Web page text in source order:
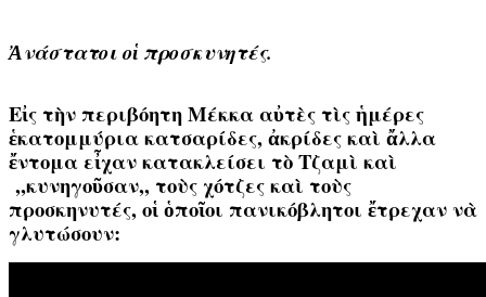
Ἀνάστατοι οἱ προσκυνητές.
Εἰς τὴν περιβόητη Μέκκα αὐτὲς τὶς ἡμέρες
ἑκατομμύρια κατσαρίδες, ἀκρίδες καὶ ἄλλα
ἔντομα εἶχαν κατακλείσει τὸ Τζαμὶ καὶ
,,κυνηγοῦσαν,, τοὺς χότζες καὶ τοὺς
προσκηνυτές, οἱ ὁποῖοι πανικόβλητοι ἔτρεχαν νὰ
γλυτώσουν: